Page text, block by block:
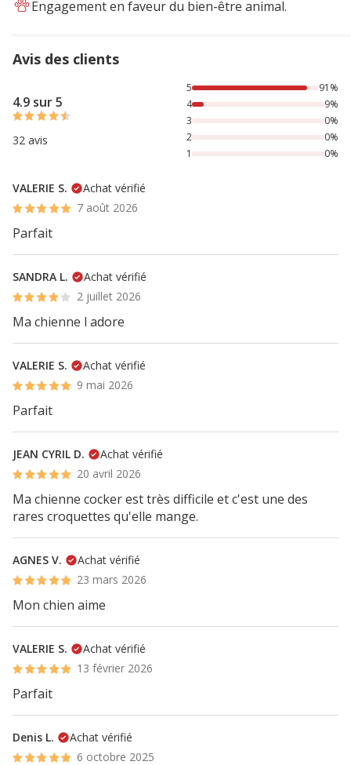
Engagement en faveur du bien-être animal.
Avis des clients
4.9 sur 5
32 avis
91% des personnes lont noté avec {1} étoiles, 9% des
5
91%
4
9%
3
0%
2
0%
1
0%
VALERIE S.
Achat vérifié
7 août 2026
Parfait
SANDRA L.
Achat vérifié
2 juillet 2026
Ma chienne l adore
VALERIE S.
Achat vérifié
9 mai 2026
Parfait
JEAN CYRIL D.
Achat vérifié
20 avril 2026
Ma chienne cocker est très difficile et c'est une des
rares croquettes qu'elle mange.
AGNES V.
Achat vérifié
23 mars 2026
Mon chien aime
VALERIE S.
Achat vérifié
13 février 2026
Parfait
Denis L.
Achat vérifié
6 octobre 2025